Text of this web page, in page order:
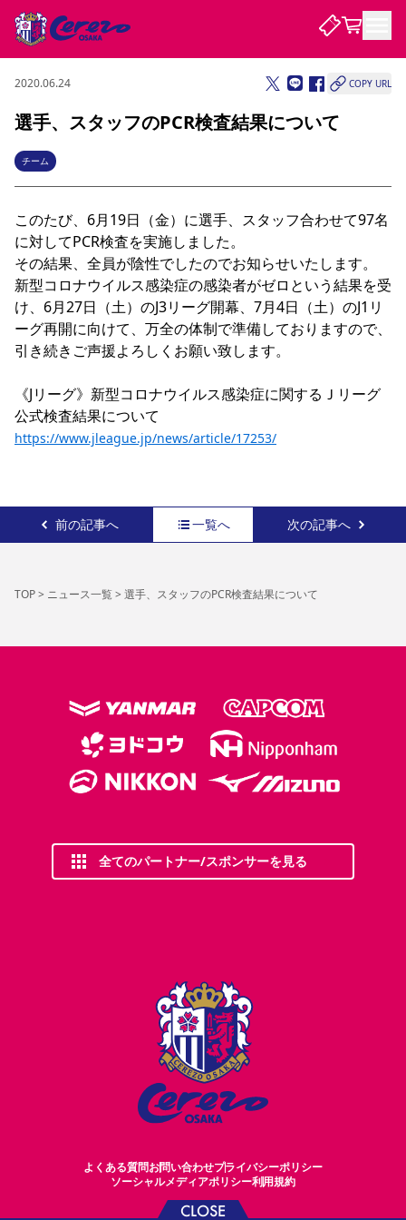
試合・チーム
試合について
試合日程 / 結果 順位表
チームについて
選手・スタッフ スケジュール メディア情報
アカデミー
ハナサカプレーヤー 歴代所属選手
観戦する
チケット
チケット情報 販売スケジュール 価格・席種
シーズンシート
法人シーズンシート 福祉サービス
団体チケット
特定興行入場券 譲渡サービス リセールサービス
観戦ガイド
初めて観戦ガイド キッズ向けサービス グルメ
マッチデープログラム
観戦マナー&ルール ビジターサポーター観戦ガイド
スタジアム
YANMAR HANASAKA STADIUM
アウェイツアー
クラブを知る
セレッソ大阪について
クラブ紹介 沿革 シーズン記録 求人情報
サポートする
セレッソアイデアちょうだいな
応援商店街
Lise（ライセンスビジネス）
サステナビリティ
スポーツクラブ
スポーツクラブ
ファンクラブ
ファンクラブ
まいセレチケット
婚姻届・出生届・命名書
ニュース
ニュース
すべて チーム グッズ チケット イベント ファンクラブ
ホームタウン パートナー スポーツクラブ メディア
レディース
CLOSE
2020.06.24 COPY URL
選手、スタッフのPCR検査結果について
チーム
このたび、6月19日（金）に選手、スタッフ合わせて97名
に対してPCR検査を実施しました。
その結果、全員が陰性でしたのでお知らせいたします。
新型コロナウイルス感染症の感染者がゼロという結果を受
け、6月27日（土）のJ3リーグ開幕、7月4日（土）のJ1リ
ーグ再開に向けて、万全の体制で準備しておりますので、
引き続きご声援よろしくお願い致します。
《Jリーグ》新型コロナウイルス感染症に関するＪリーグ
https://www.jleague.jp/news/article/17253/
前の記事へ 一覧へ 次の記事へ
TOP> ニュース一覧> 選手、スタッフのPCR検査結果について
全てのパートナー/スポンサーを見る
よくある質問お問い合わせプライバシーポリシー
ソーシャルメディアポリシー利用規約